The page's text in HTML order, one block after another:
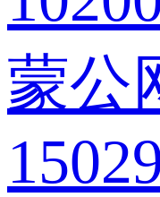
蒙公